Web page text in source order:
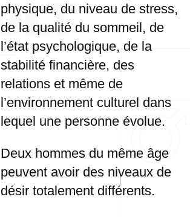
physique, du niveau de stress,
de la qualité du sommeil, de
l’état psychologique, de la
stabilité financière, des
relations et même de
l’environnement culturel dans
lequel une personne évolue.
Deux hommes du même âge
peuvent avoir des niveaux de
désir totalement différents.